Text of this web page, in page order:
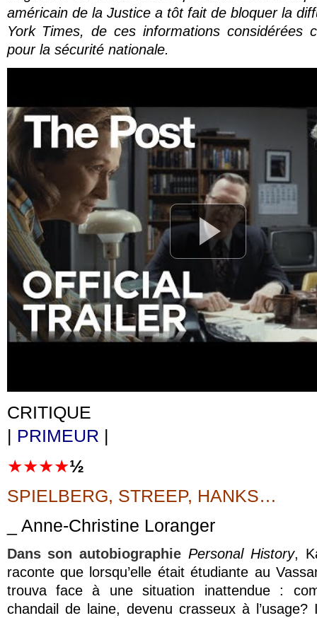
américain de la Justice a tôt fait de bloquer la
York Times, de ces informations considérées
pour la sécurité nationale.
CRITIQUE
| PRIMEUR |
★★★★½
SPIELBERG, STREEP, HANKS…
_ Anne-Christine Loranger
Dans son autobiographie Personal History,
raconte que lorsqu’elle était étudiante au
trouva face à une situation inattendue :
chandail de laine, devenu crasseux à